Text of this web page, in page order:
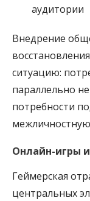
аудитории
Внедрение
ситуацию:
параллельно
потребности
Онлайн-игры
Геймерская
центральных